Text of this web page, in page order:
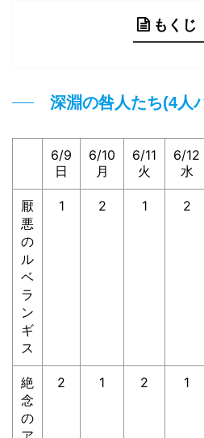
もくじ
深淵の咎人たち(4人
6/9
日
6/10
月
6/11
火
6/12
水
厭
悪
の
ル
ベ
ラ
ン
ギ
ス
1 2 1 2
絶
念
の
2 1 2 1